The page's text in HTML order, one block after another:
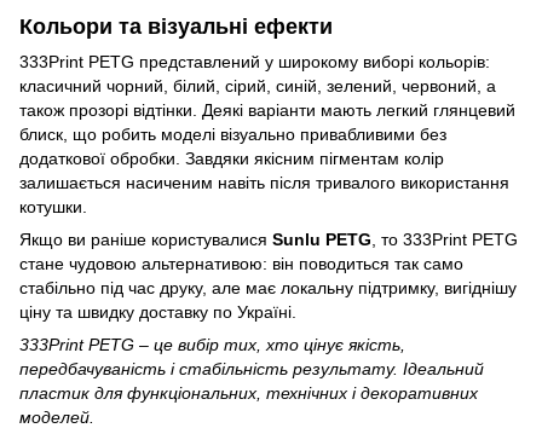
Кольори та візуальні ефекти
333Print PETG представлений у широкому виборі кольорів:
класичний чорний, білий, сірий, синій, зелений, червоний, а
також прозорі відтінки. Деякі варіанти мають легкий глянцевий
блиск, що робить моделі візуально привабливими без
додаткової обробки. Завдяки якісним пігментам колір
залишається насиченим навіть після тривалого використання
котушки.
Якщо ви раніше користувалися Sunlu PETG , то 333Print PETG
стане чудовою альтернативою: він поводиться так само
стабільно під час друку, але має локальну підтримку, вигіднішу
ціну та швидку доставку по Україні.
333Print PETG – це вибір тих, хто цінує якість,
передбачуваність і стабільність результату. Ідеальний
пластик для функціональних, технічних і декоративних
моделей.